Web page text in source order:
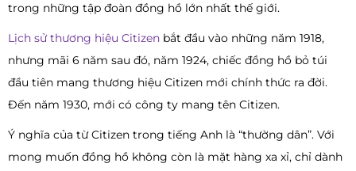
trong những tập đoàn đồng hồ lớn nhất thế giới.
Lịch sử thương hiệu Citizen bắt đầu vào những năm 1918,
nhưng mãi 6 năm sau đó, năm 1924, chiếc đồng hồ bỏ túi
đầu tiên mang thương hiệu Citizen mới chính thức ra đời.
Đến năm 1930, mới có công ty mang tên Citizen.
Ý nghĩa của từ Citizen trong tiếng Anh là “thường dân”. Với
mong muốn đồng hồ không còn là mặt hàng xa xỉ, chỉ dành